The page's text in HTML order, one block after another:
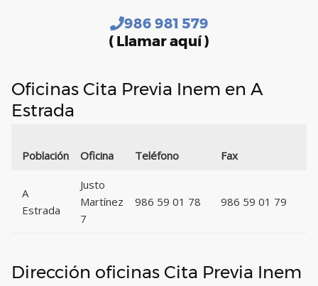
986 981 579
( Llamar aquí )
Oficinas Cita Previa Inem en A
Estrada
Población Oficina Teléfono Fax
A
Estrada
Justo
Martínez
7
986 59 01 78 986 59 01 79
Dirección oficinas Cita Previa Inem